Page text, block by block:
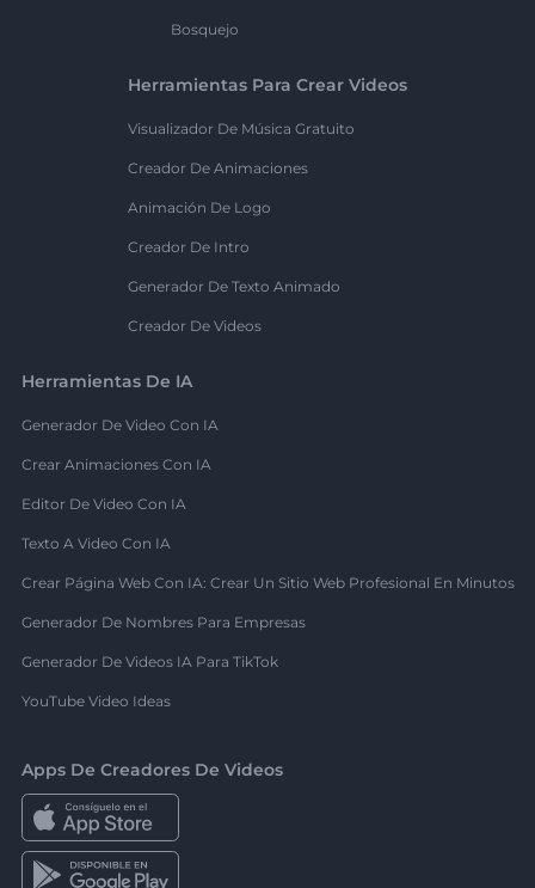
Bosquejo
Herramientas Para Crear Videos
Visualizador De Música Gratuito
Creador De Animaciones
Animación De Logo
Creador De Intro
Generador De Texto Animado
Creador De Videos
Herramientas De IA
Generador De Video Con IA
Crear Animaciones Con IA
Editor De Video Con IA
Texto A Video Con IA
Crear Página Web Con IA: Crear Un Sitio Web Profesional En Minutos
Generador De Nombres Para Empresas
Generador De Videos IA Para TikTok
YouTube Video Ideas
Apps De Creadores De Videos